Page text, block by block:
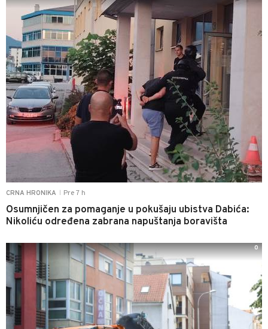
CRNA HRONIKA Pre 7 h
Osumnjičen za pomaganje u pokušaju ubistva Dabića:
Nikoliću određena zabrana napuštanja boravišta
0